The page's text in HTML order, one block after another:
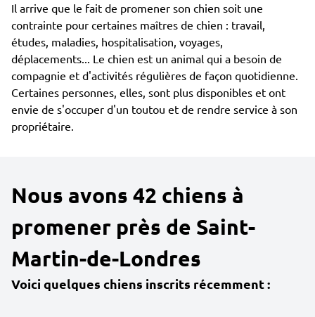
Il arrive que le fait de promener son chien soit une
contrainte pour certaines maîtres de chien : travail,
études, maladies, hospitalisation, voyages,
déplacements... Le chien est un animal qui a besoin de
compagnie et d'activités régulières de façon quotidienne.
Certaines personnes, elles, sont plus disponibles et ont
envie de s'occuper d'un toutou et de rendre service à son
propriétaire.
Nous avons 42 chiens à
promener près de Saint-
Martin-de-Londres
Voici quelques chiens inscrits récemment :